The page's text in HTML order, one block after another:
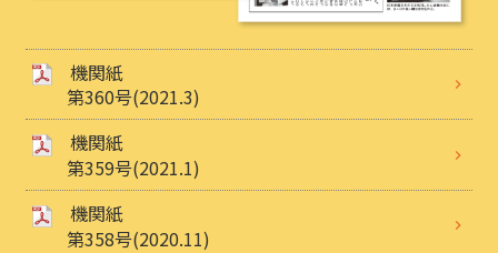
機関紙
第360号(2021.3)
機関紙
第359号(2021.1)
機関紙
第358号(2020.11)